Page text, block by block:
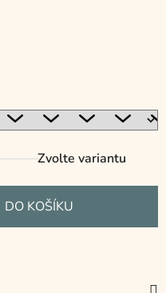
Zvolte variantu
DO KOŠÍKU